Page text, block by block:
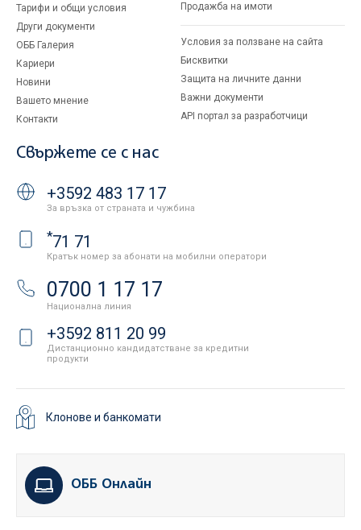
Тарифи и общи условия
Други документи
ОББ Галерия
Кариери
Новини
Вашето мнение
Контакти
Продажба на имоти
Условия за ползване на сайта
Бисквитки
Защита на личните данни
Важни документи
API портал за разработчици
Свържете се с нас
+3592 483 17 17
За връзка от страната и чужбина
*71 71
Кратък номер за абонати на мобилни оператори
0700 1 17 17
Национална линия
+3592 811 20 99
Дистанционно кандидатстване за кредитни
продукти
Клонове и банкомати
ОББ Онлайн